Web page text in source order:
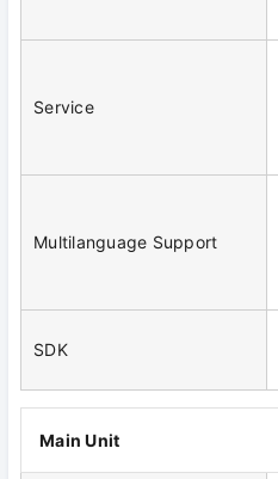
Service
Multilanguage Support
SDK
Main Unit